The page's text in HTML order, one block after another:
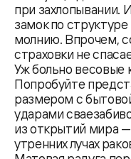
при захлопывании.
замок по
молнию. Впрочем,
страховки не
Уж больно весовые
Попробуйте
размером с
ударами
из открытий мира
утренних лучах